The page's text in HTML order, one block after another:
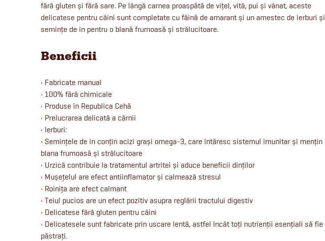
fără gluten și fără sare. Pe lângă carnea proaspătă de vițel, vită, pui și vânat, aceste
delicatese pentru câini sunt completate cu făină de amarant și un amestec de ierburi și
semințe de in pentru o blană frumoasă și strălucitoare.
Beneficii
• Fabricate manual
• 100% fără chimicale
• Produse în Republica Cehă
• Prelucrarea delicată a cărnii
• Ierburi:
• Semințele de in conțin acizi grași omega-3, care întăresc sistemul imunitar și mențin
blana frumoasă și strălucitoare
• Urzică contribuie la tratamentul artritei și aduce beneficii dinților
• Mușețelul are efect antiinflamator și calmează stresul
• Roinița are efect calmant
• Teiul pucios are un efect pozitiv asupra reglării tractului digestiv
• Delicatese fără gluten pentru câini
• Delicatesele sunt fabricate prin uscare lentă, astfel încât toți nutrienții esențiali să fie
păstrați.